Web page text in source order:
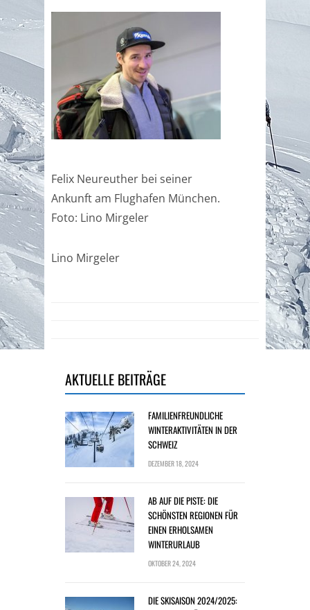
Felix Neureuther bei seiner
Ankunft am Flughafen München.
Foto: Lino Mirgeler
Lino Mirgeler
AKTUELLE BEITRÄGE
FAMILIENFREUNDLICHE
WINTERAKTIVITÄTEN IN DER
SCHWEIZ
DEZEMBER 18, 2024
AB AUF DIE PISTE: DIE
SCHÖNSTEN REGIONEN FÜR
EINEN ERHOLSAMEN
WINTERURLAUB
OKTOBER 24, 2024
DIE SKISAISON 2024/2025: